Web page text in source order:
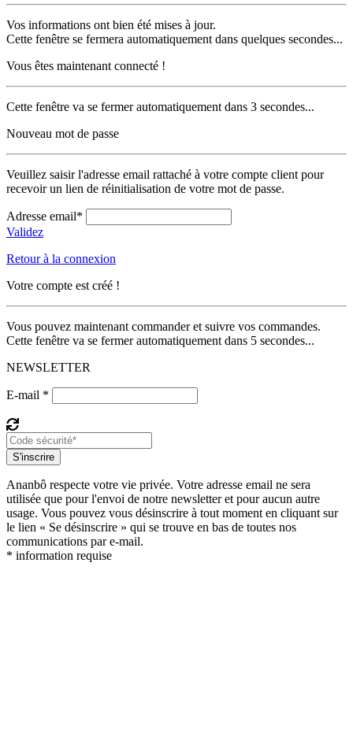
Vos informations ont bien été mises à jour.
Cette fenêtre se fermera automatiquement dans quelques secondes...
Vous êtes maintenant connecté !
Cette fenêtre va se fermer automatiquement dans 3 secondes...
Nouveau mot de passe
Veuillez saisir l'adresse email rattaché à votre compte client pour
recevoir un lien de réinitialisation de votre mot de passe.
Adresse email*
Validez
Retour à la connexion
Votre compte est créé !
Vous pouvez maintenant commander et suivre vos commandes.
Cette fenêtre va se fermer automatiquement dans 5 secondes...
NEWSLETTER
E-mail *
S'inscrire
Ananbô respecte votre vie privée. Votre adresse email ne sera
utilisée que pour l'envoi de notre newsletter et pour aucun autre
usage. Vous pouvez vous désinscrire à tout moment en cliquant sur
le lien « Se désinscrire » qui se trouve en bas de toutes nos
communications par e-mail.
* information requise